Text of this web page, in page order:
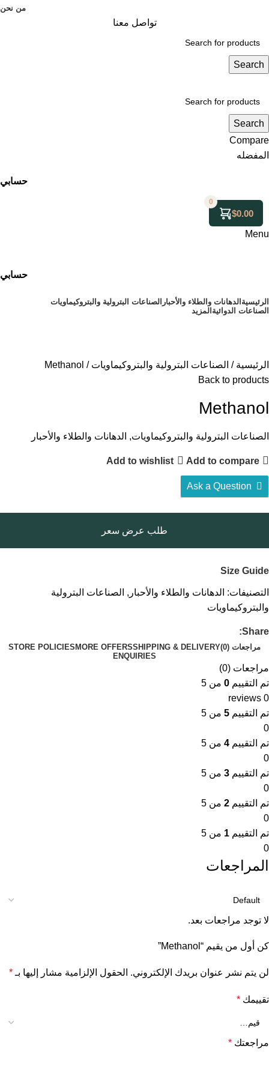
من نحن
تواصل معنا
Search
Search
Compare
المفضله
حسابي
0
$0.00
Menu
حسابي
الرئيسية ⁠الدهانات والطلاء والأحبار الصناعات البترولية والبتروكيماويات
الصناعات الدوائية المزيد
الرئيسية الصناعات البترولية والبتروكيماويات
Methanol
Back to products
Methanol
الصناعات البترولية والبتروكيماويات, الدهانات والطلاء والأحبار
Add to compare
Add to wishlist
Ask a Question
طلب عرض سعر
Size Guide
التصنيفات: الدهانات والطلاء والأحبار , الصناعات البترولية
والبتروكيماويات
Share:
مراجعات (0) SHIPPING & DELIVERY
MORE OFFERS
STORE POLICIES
ENQUIRIES
مراجعات (0)
تم التقييم 0 من 5
0 reviews
تم التقييم 5 من 5
0
تم التقييم 4 من 5
0
تم التقييم 3 من 5
0
تم التقييم 2 من 5
0
تم التقييم 1 من 5
0
المراجعات
لا توجد مراجعات بعد.
كن أول من يقيم “Methanol”
لن يتم نشر عنوان بريدك الإلكتروني. الحقول الإلزامية مشار إليها بـ *
تقييمك *
مراجعتك *